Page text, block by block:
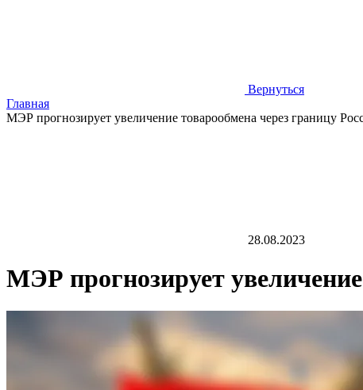
Вернуться
Главная
МЭР прогнозирует увеличение товарообмена через границу
28.08.2023
МЭР прогнозирует